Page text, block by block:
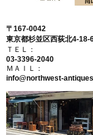
〒167-0042
東京都杉並区西荻北4-18-
ＴＥＬ：
03-3396-2040
ＭＡＩＬ：
info@northwest-